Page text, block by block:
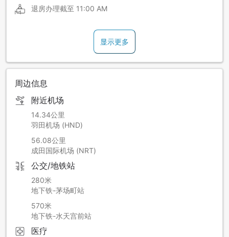
退房办理截至 11:00 AM
显示更多
周边信息
附近机场
14.34公里
羽田机场 (HND)
56.08公里
成田国际机场 (NRT)
公交/地铁站
280米
地下铁-茅场町站
570米
地下铁-水天宫前站
医疗